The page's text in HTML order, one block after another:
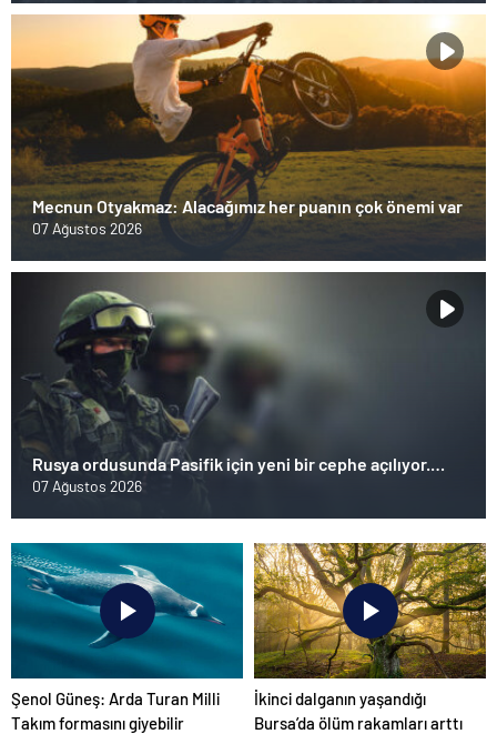
Mecnun Otyakmaz: Alacağımız her puanın çok önemi var
07 Ağustos 2026
Rusya ordusunda Pasifik için yeni bir cephe açılıyor.
Çin’in ilk tepkisi!
07 Ağustos 2026
Şenol Güneş: Arda Turan Milli
Takım formasını giyebilir
İkinci dalganın yaşandığı
Bursa’da ölüm rakamları arttı